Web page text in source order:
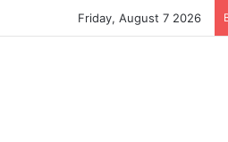
Friday, August 7 2026